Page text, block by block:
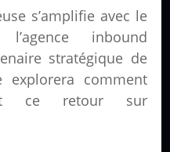
s’amplifie avec le
inbound
stratégique de
explorera comment
ce retour sur